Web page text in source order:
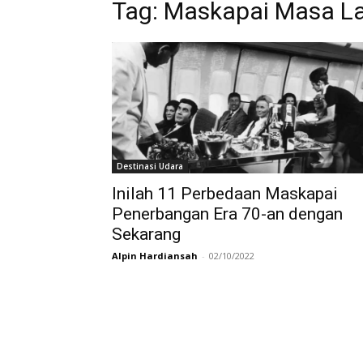
Tag: Maskapai Masa
Destinasi Udara
Inilah 11 Perbedaan Maskapai
Penerbangan Era 70-an dengan
Sekarang
Alpin Hardiansah - 02/10/2022